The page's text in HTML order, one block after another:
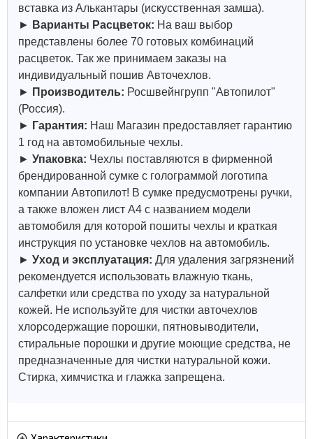
вставка из Алькантары (искусственная замша).
► Варианты Расцветок: На ваш выбор
представлены более 70 готовых комбинаций
расцветок. Так же принимаем заказы на
индивидуальный пошив Авточехлов.
► Производитель: Росшвейнгрупп "Автопилот"
(Россия).
► Гарантия: Наш Магазин предоставляет гарантию
1 год на автомобильные чехлы.
► Упаковка: Чехлы поставляются в фирменной
брендированной сумке с голограммой логотипа
компании Автопилот! В сумке предусмотрены ручки,
а также вложен лист А4 с названием модели
автомобиля для которой пошиты чехлы и краткая
инструкция по установке чехлов на автомобиль.
► Уход и эксплуатация: Для удаления загрязнений
рекомендуется использовать влажную ткань,
салфетки или средства по уходу за натуральной
кожей. Не используйте для чистки авточехлов
хлорсодержащие порошки, пятновыводители,
стиральные порошки и другие моющие средства, не
предназначенные для чистки натуральной кожи.
Стирка, химчистка и глажка запрещена.